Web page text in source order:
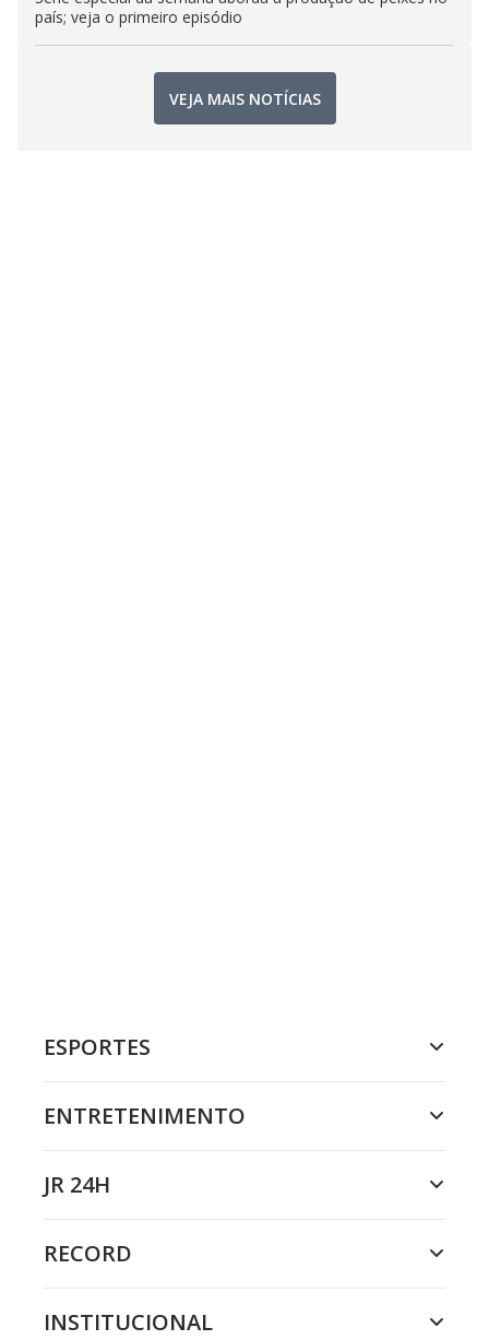
país; veja o primeiro episódio
VEJA MAIS NOTÍCIAS
ESPORTES
ENTRETENIMENTO
JR 24H
RECORD
INSTITUCIONAL